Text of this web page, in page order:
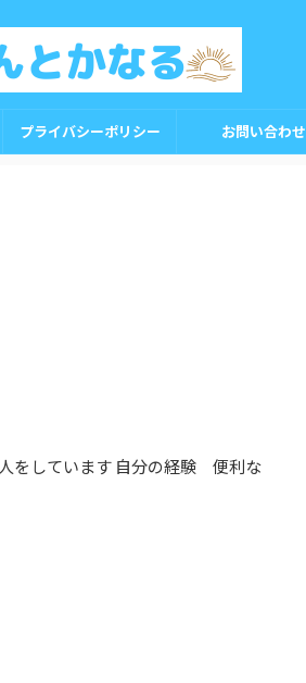
プライバシーポリシー お問い合わせ
をしています 自分の経験 便利な